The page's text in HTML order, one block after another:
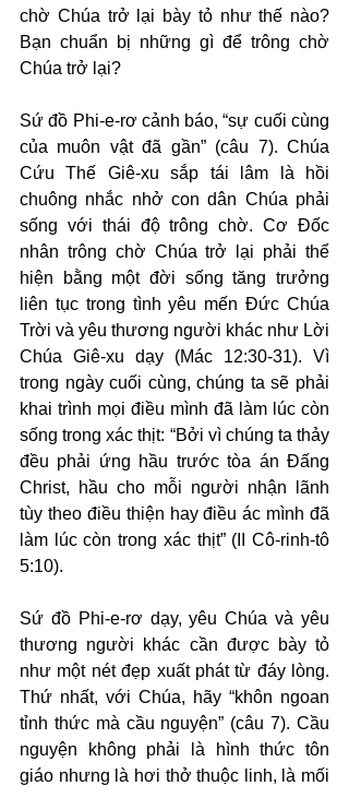
chờ Chúa trở lại bày tỏ như thế nào?
Bạn chuẩn bị những gì để trông chờ
Chúa trở lại?
Sứ đồ Phi-e-rơ cảnh báo, “sự cuối cùng
của muôn vật đã gần” (câu 7). Chúa
Cứu Thế Giê-xu sắp tái lâm là hồi
chuông nhắc nhở con dân Chúa phải
sống với thái độ trông chờ. Cơ Đốc
nhân trông chờ Chúa trở lại phải thể
hiện bằng một đời sống tăng trưởng
liên tục trong tình yêu mến Đức Chúa
Trời và yêu thương người khác như Lời
Chúa Giê-xu dạy (Mác 12:30-31). Vì
trong ngày cuối cùng, chúng ta sẽ phải
khai trình mọi điều mình đã làm lúc còn
sống trong xác thịt: “Bởi vì chúng ta thảy
đều phải ứng hầu trước tòa án Đấng
Christ, hầu cho mỗi người nhận lãnh
tùy theo điều thiện hay điều ác mình đã
làm lúc còn trong xác thịt” (II Cô-rinh-tô
5:10).
Sứ đồ Phi-e-rơ dạy, yêu Chúa và yêu
thương người khác cần được bày tỏ
như một nét đẹp xuất phát từ đáy lòng.
Thứ nhất, với Chúa, hãy “khôn ngoan
tỉnh thức mà cầu nguyện” (câu 7). Cầu
nguyện không phải là hình thức tôn
giáo nhưng là hơi thở thuộc linh, là mối